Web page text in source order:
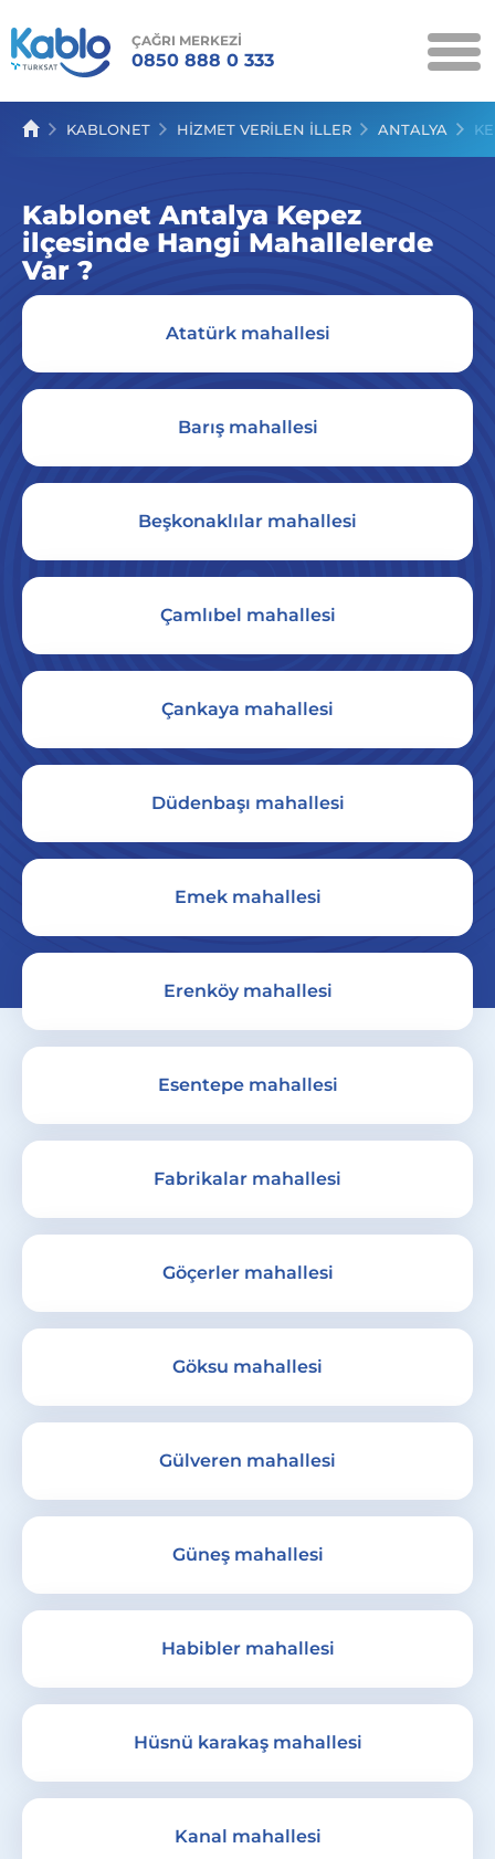
ÇAĞRI MERKEZİ
0850 888 0 333
KAMPANYALAR
KABLO TV
KABLOSES
KABLONET HIZMET VERILEN İLLER ANTALYA
Kablonet Antalya Kepez
ilçesinde Hangi Mahallelerde
Var ?
Atatürk mahallesi
Barış mahallesi
Beşkonaklılar mahallesi
Çamlıbel mahallesi
Çankaya mahallesi
Düdenbaşı mahallesi
Emek mahallesi
Erenköy mahallesi
Esentepe mahallesi
Fabrikalar mahallesi
Göçerler mahallesi
Göksu mahallesi
Gülveren mahallesi
Güneş mahallesi
Habibler mahallesi
Hüsnü karakaş mahallesi
Kanal mahallesi